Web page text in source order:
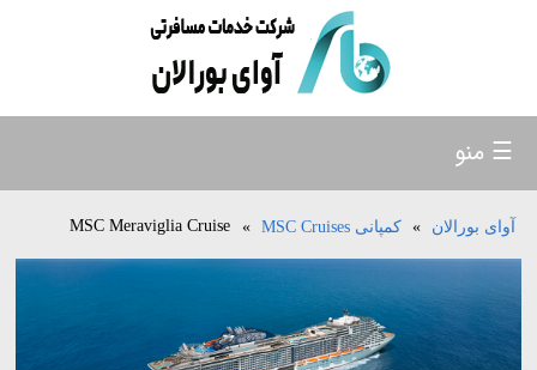
آوای بورالان » کمپانی MSC Cruises »
MSC Meraviglia Cruise
☰ منو